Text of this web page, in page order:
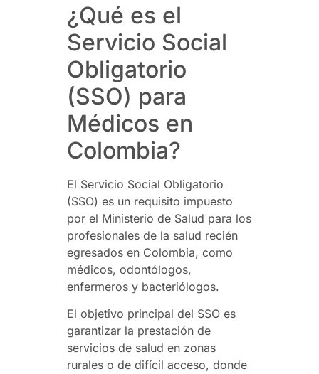
¿Qué es el
Servicio Social
Obligatorio
(SSO) para
Médicos en
Colombia?
El Servicio Social Obligatorio
(SSO) es un requisito impuesto
por el Ministerio de Salud para los
profesionales de la salud recién
egresados en Colombia, como
médicos, odontólogos,
enfermeros y bacteriólogos.
El objetivo principal del SSO es
garantizar la prestación de
servicios de salud en zonas
rurales o de difícil acceso, donde